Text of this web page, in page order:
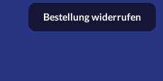
Bestellung widerrufen